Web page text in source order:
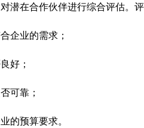
潜在合作伙伴进行综合评估。
企业的需求；
好；
可靠；
的预算要求。